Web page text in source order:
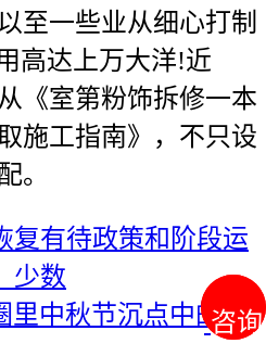
咨询
咨询
至一些业从细心打制
高达上万大洋!近
《室第粉饰拆修一本
施工指南》，不只设
。
复有待政策和阶段运
少数
里中秋节沉点中的沉